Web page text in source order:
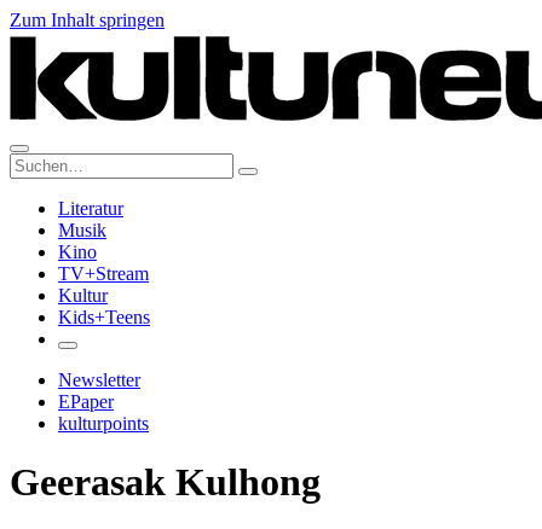
Zum Inhalt springen
Suche:
Literatur
Musik
Kino
TV+Stream
Kultur
Kids+Teens
Newsletter
EPaper
kulturpoints
Geerasak Kulhong